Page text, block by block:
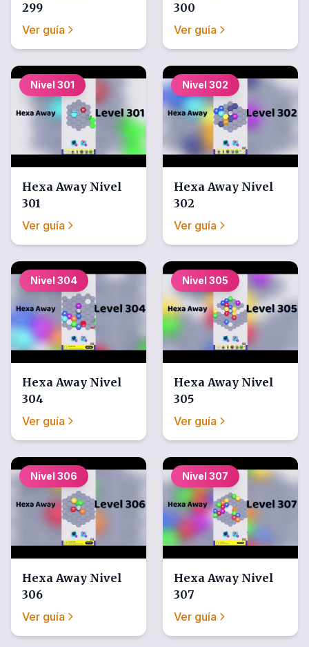
299
Ver guía
300
Ver guía
Nivel 301
Hexa Away Nivel
301
Ver guía
Nivel 302
Hexa Away Nivel
302
Ver guía
Nivel 304
Hexa Away Nivel
304
Ver guía
Nivel 305
Hexa Away Nivel
305
Ver guía
Nivel 306
Hexa Away Nivel
306
Ver guía
Nivel 307
Hexa Away Nivel
307
Ver guía